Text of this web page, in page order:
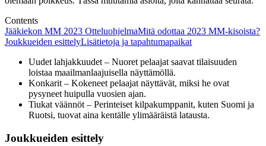
Contents
Jääkiekon MM 2023 OtteluohjelmaMitä odottaa 2023 MM-kisoista?
Joukkueiden esittelyLisätietoja ja tapahtumapaikat
Uudet lahjakkuudet – Nuoret pelaajat saavat tilaisuuden
loistaa maailmanlaajuisella näyttämöllä.
Konkarit – Kokeneet pelaajat näyttävät, miksi he ovat
pysyneet huipulla vuosien ajan.
Tiukat väännöt – Perinteiset kilpakumppanit, kuten Suomi ja
Ruotsi, tuovat aina kentälle ylimääräistä latausta.
Joukkueiden esittely